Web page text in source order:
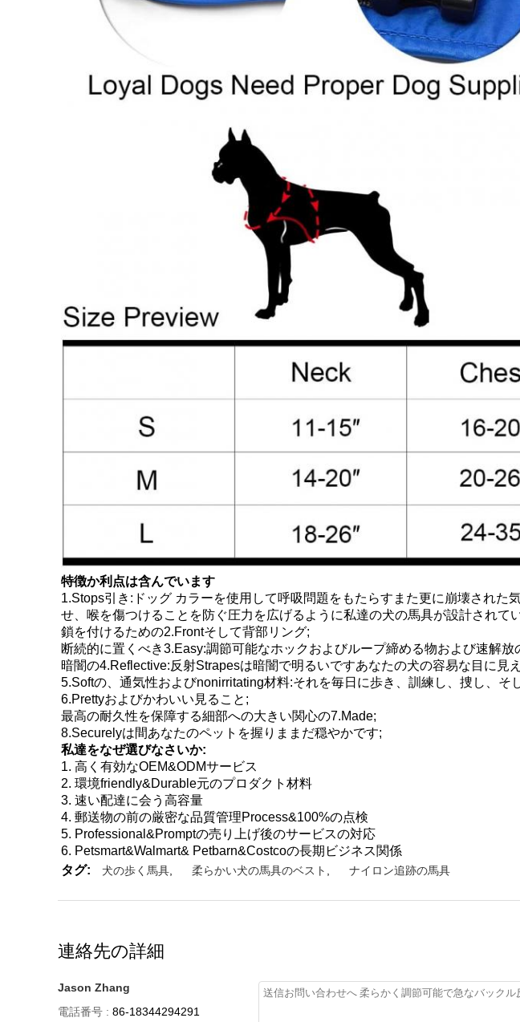
特徴か利点は含んでいます
1.Stops引き:ドッグ カラーを使用して呼吸問題をもたらすまた更に崩壊され
せ、喉を傷つけることを防ぐ圧力を広げるように私達の犬の馬具が設計されてい
鎖を付けるための2.Frontそして背部リング;
断続的に置くべき3.Easy:調節可能なホックおよびループ締める物および速解放
暗闇の4.Reflective:反射Strapesは暗闇で明るいですあなたの犬の容易な目に見
5.Softの、通気性およびnonirritating材料:それを毎日に歩き、訓練し、捜し、そ
6.Prettyおよびかわいい見ること;
最高の耐久性を保障する細部への大きい関心の7.Made;
8.Securelyは間あなたのペットを握りままだ穏やかです;
私達をなぜ選びなさいか:
1. 高く有効なOEM&ODMサービス
2. 環境friendly&Durable元のプロダクト材料
3. 速い配達に会う高容量
4. 郵送物の前の厳密な品質管理Process&100%の点検
5. Professional&Promptの売り上げ後のサービスの対応
6. Petsmart&Walmart& Petbarn&Costcoの長期ビジネス関係
タグ:
犬の歩く馬具 柔らかい犬の馬具のベスト ナイロン追跡の馬具
連絡先の詳細
Jason Zhang
電話番号 : 86-18344294291